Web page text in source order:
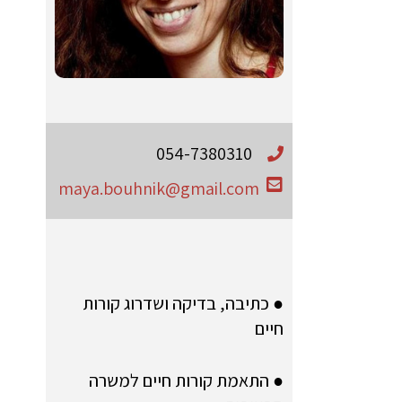
054-7380310
maya.bouhnik@gmail.com
● כתיבה, בדיקה ושדרוג קורות
חיים
● התאמת קורות חיים למשרה